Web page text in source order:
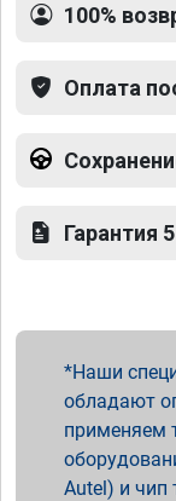
100%
Оплата
Гарантия
Наши
обладают
применяем
Autel) и чип